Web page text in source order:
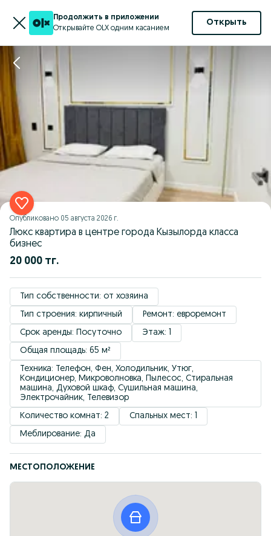
Продолжить в приложении
Открывайте OLX одним касанием
Открыть
Опубликовано 05 августа 2026 г.
Люкс квартира в центре города Кызылорда класса
бизнес
20 000 тг.
Тип собственности: от хозяина
Тип строения: кирпичный
Ремонт: евроремонт
Срок аренды: Посуточно
Этаж: 1
Общая площадь: 65 м²
Техника: Телефон, Фен, Холодильник, Утюг,
Кондиционер, Микроволновка, Пылесос, Стиральная
машина, Духовой шкаф, Сушильная машина,
Электрочайник, Телевизор
Количество комнат: 2
Спальных мест: 1
Меблирование: Да
МЕСТОПОЛОЖЕНИЕ